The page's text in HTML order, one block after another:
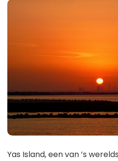
Yas Island, een van ’s